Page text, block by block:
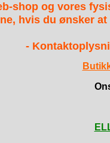
shop og vores
hvis du ønsker
-